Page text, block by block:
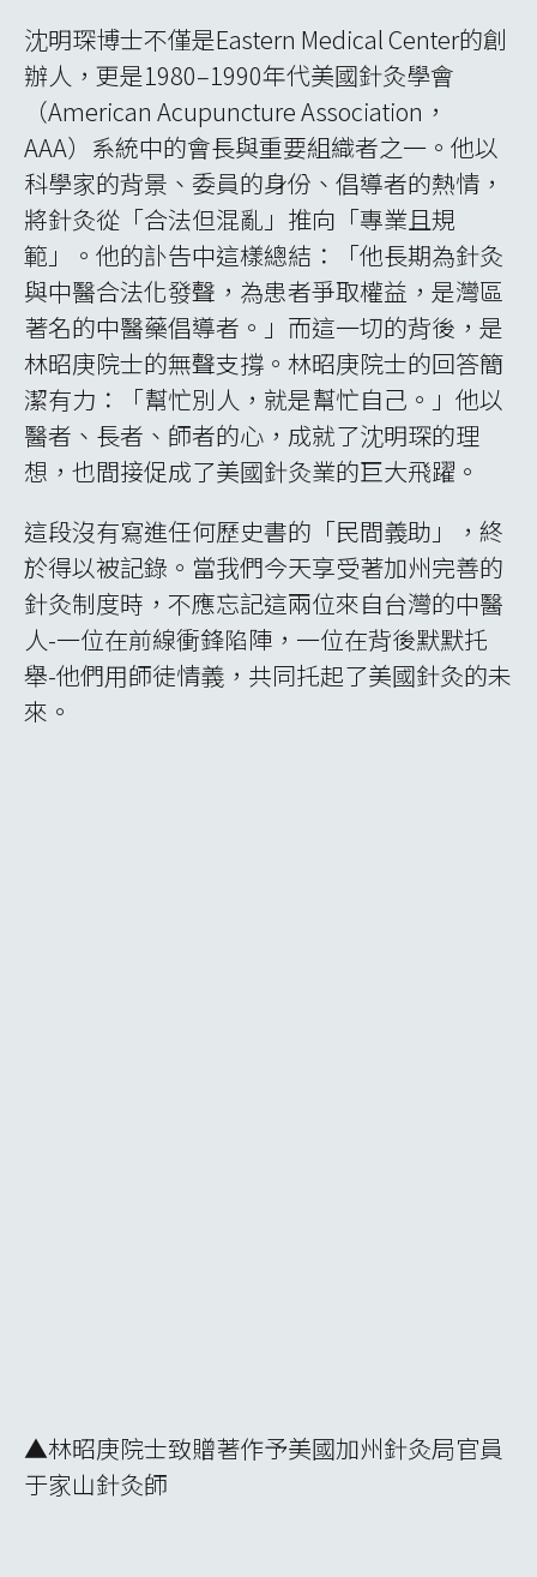
沈明琛博士不僅是Eastern Medical Center的創
辦人，更是1980–1990年代美國針灸學會
（American Acupuncture Association，
AAA）系統中的會長與重要組織者之一。他以
科學家的背景、委員的身份、倡導者的熱情，
將針灸從「合法但混亂」推向「專業且規
範」。他的訃告中這樣總結：「他長期為針灸
與中醫合法化發聲，為患者爭取權益，是灣區
著名的中醫藥倡導者。」而這一切的背後，是
林昭庚院士的無聲支撐。林昭庚院士的回答簡
潔有力：「幫忙別人，就是幫忙自己。」他以
醫者、長者、師者的心，成就了沈明琛的理
想，也間接促成了美國針灸業的巨大飛躍。
這段沒有寫進任何歷史書的「民間義助」，終
於得以被記錄。當我們今天享受著加州完善的
針灸制度時，不應忘記這兩位來自台灣的中醫
人-一位在前線衝鋒陷陣，一位在背後默默托
舉-他們用師徒情義，共同托起了美國針灸的未
來。
▲林昭庚院士致贈著作予美國加州針灸局官員
于家山針灸師